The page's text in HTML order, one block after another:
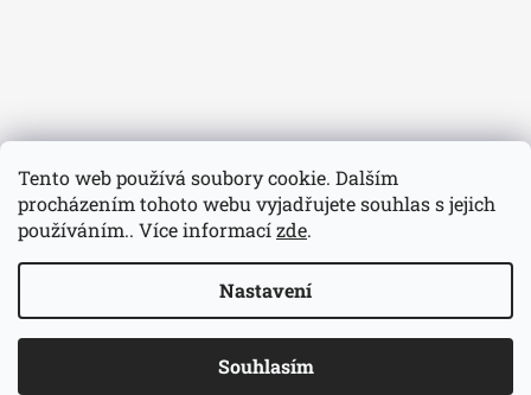
Tento web používá soubory cookie. Dalším
procházením tohoto webu vyjadřujete souhlas s jejich
používáním.. Více informacízde.
Nastavení
Souhlasím